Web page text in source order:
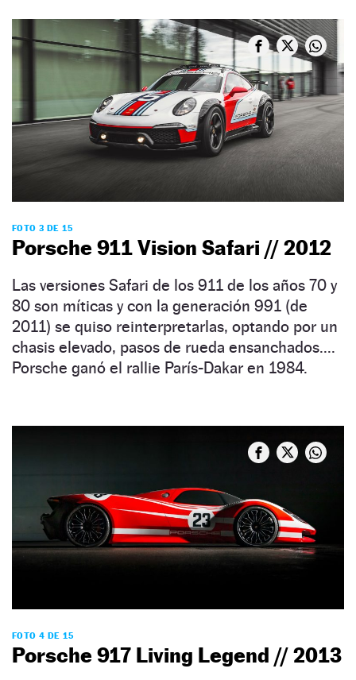
FOTO 3 DE 15
Porsche 911 Vision Safari // 2012
Las versiones Safari de los 911 de los años 70 y
80 son míticas y con la generación 991 (de
2011) se quiso reinterpretarlas, optando por un
chasis elevado, pasos de rueda ensanchados....
Porsche ganó el rallie París-Dakar en 1984.
FOTO 4 DE 15
Porsche 917 Living Legend // 2013